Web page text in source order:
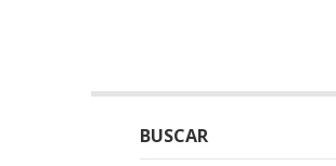
BUSCAR